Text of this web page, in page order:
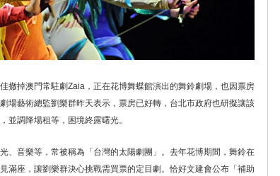
撤掉澳門常駐劇Zaia，正在花博舞蝶館演出的舞鈴劇場，也因票房
場藝術總監劉樂群昨天表示，票房已好轉，台北市政府也研擬讓該
並調降場租等，困境終露曙光。
、音樂等，常被稱為「台灣的太陽劇團」。去年花博期間，舞鈴在
滿座，讓劉樂群決心挑戰需買票的定目劇。恰好文建會公布「補助